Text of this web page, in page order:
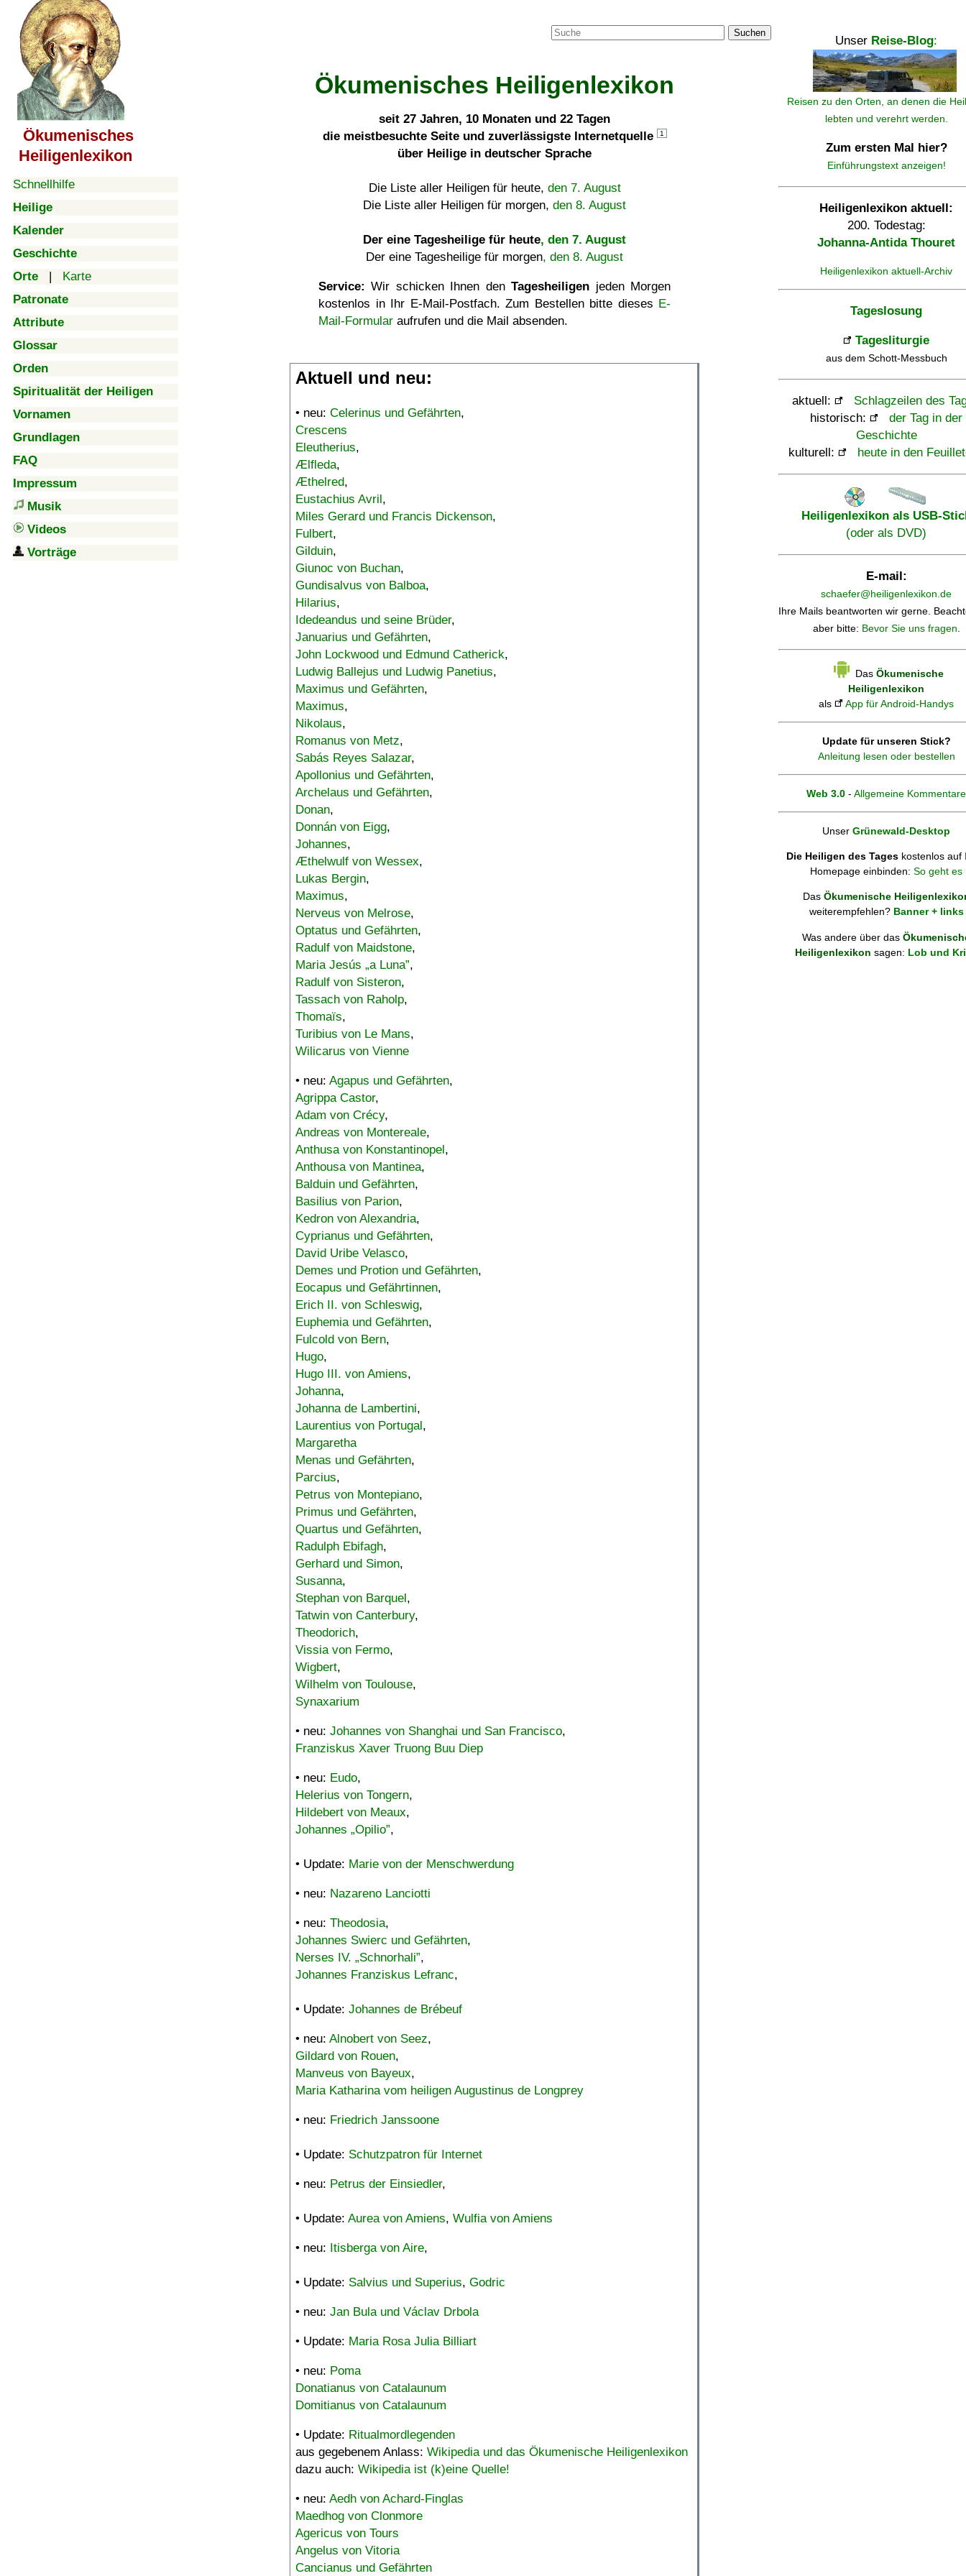
Ökumenisches
Heiligenlexikon
Schnellhilfe
Heilige
Kalender
Geschichte
Orte | Karte
Patronate
Attribute
Glossar
Orden
Spiritualität der Heiligen
Vornamen
Grundlagen
FAQ
Impressum
Musik
Videos
Vorträge
Suchen
Ökumenisches Heiligenlexikon
seit 27 Jahren, 10 Monaten und 22 Tagen
die meistbesuchte Seite und zuverlässigste Internetquelle
1
über Heilige in deutscher Sprache
Die Liste aller Heiligen für heute, den 7. August
Die Liste aller Heiligen für morgen, den 8. August
Der eine Tagesheilige für heute, den 7. August
Der eine Tagesheilige für morgen, den 8. August
Service: Wir schicken Ihnen denTagesheiligen jeden Morgen
kostenlos in Ihr E-Mail-Postfach. Zum Bestellen bitte dieses E-
Mail-Formular aufrufen und die Mail absenden.
Aktuell und neu:
• neu: Celerinus und Gefährten,
Crescens
Eleutherius,
Ælfleda,
Æthelred,
Eustachius Avril,
Miles Gerard und Francis Dickenson,
Fulbert,
Gilduin,
Giunoc von Buchan,
Gundisalvus von Balboa,
Hilarius,
Idedeandus und seine Brüder,
Januarius und Gefährten,
John Lockwood und Edmund Catherick,
Ludwig Ballejus und Ludwig Panetius,
Maximus und Gefährten,
Maximus,
Nikolaus,
Romanus von Metz,
Sabás Reyes Salazar,
Apollonius und Gefährten,
Archelaus und Gefährten,
Donan,
Donnán von Eigg,
Johannes,
Æthelwulf von Wessex,
Lukas Bergin,
Maximus,
Nerveus von Melrose,
Optatus und Gefährten,
Radulf von Maidstone,
Maria Jesús „a Luna”,
Radulf von Sisteron,
Tassach von Raholp,
Thomaïs,
Turibius von Le Mans,
Wilicarus von Vienne
• neu: Agapus und Gefährten,
Agrippa Castor,
Adam von Crécy,
Andreas von Montereale,
Anthusa von Konstantinopel,
Anthousa von Mantinea,
Balduin und Gefährten,
Basilius von Parion,
Kedron von Alexandria,
Cyprianus und Gefährten,
David Uribe Velasco,
Demes und Protion und Gefährten,
Eocapus und Gefährtinnen,
Erich II. von Schleswig,
Euphemia und Gefährten,
Fulcold von Bern,
Hugo,
Hugo III. von Amiens,
Johanna,
Johanna de Lambertini,
Laurentius von Portugal,
Margaretha
Menas und Gefährten,
Parcius,
Petrus von Montepiano,
Primus und Gefährten,
Quartus und Gefährten,
Radulph Ebifagh,
Gerhard und Simon,
Susanna,
Stephan von Barquel,
Tatwin von Canterbury,
Theodorich,
Vissia von Fermo,
Wigbert,
Wilhelm von Toulouse,
Synaxarium
• neu: Johannes von Shanghai und San Francisco,
Franziskus Xaver Truong Buu Diep
• neu: Eudo,
Helerius von Tongern,
Hildebert von Meaux,
Johannes „Opilio”,
• Update: Marie von der Menschwerdung
• neu: Nazareno Lanciotti
• neu: Theodosia,
Johannes Swierc und Gefährten,
Nerses IV. „Schnorhali”,
Johannes Franziskus Lefranc,
• Update: Johannes de Brébeuf
• neu: Alnobert von Seez,
Gildard von Rouen,
Manveus von Bayeux,
Maria Katharina vom heiligen Augustinus de Longprey
• neu: Friedrich Janssoone
• Update: Schutzpatron für Internet
• neu: Petrus der Einsiedler,
• Update: Aurea von Amiens, Wulfia von Amiens
• neu: Itisberga von Aire,
• Update: Salvius und Superius, Godric
• neu: Jan Bula und Václav Drbola
• Update: Maria Rosa Julia Billiart
• neu: Poma
Donatianus von Catalaunum
Domitianus von Catalaunum
• Update: Ritualmordlegenden
aus gegebenem Anlass: Wikipedia und das Ökumenische Heiligenlexikon
dazu auch: Wikipedia ist (k)eine Quelle!
• neu: Aedh von Achard-Finglas
Maedhog von Clonmore
Agericus von Tours
Angelus von Vitoria
Cancianus und Gefährten
Unser Reise-Blog:
Reisen zu den Orten, an denen die
lebten und verehrt werden.
Zum ersten Mal hier?
Einführungstext anzeigen!
Heiligenlexikon aktuell:
200. Todestag:
Johanna-Antida Thouret
Heiligenlexikon aktuell-Archiv
Tageslosung
Tagesliturgie
aus dem Schott-Messbuch
aktuell:
Schlagzeilen des
historisch:
der Tag in der
Geschichte
kulturell:
heute in den
Heiligenlexikon als USB-
(oder als DVD)
E-mail:
schaefer@heiligenlexikon.de
Ihre Mails beantworten wir gerne.
aber bitte: Bevor Sie uns fragen.
Das Ökumenische
Heiligenlexikon
als
App für Android-Handys
Update für unseren Stick?
Anleitung lesen oder bestellen
Web 3.0 - Allgemeine Kommentare
Unser Grünewald-Desktop
Die Heiligen des Tages kostenlos auf
Homepage einbinden: So geht es
Das Ökumenische
weiterempfehlen? Banner + links
Was andere über das
Heiligenlexikon sagen: Lob und